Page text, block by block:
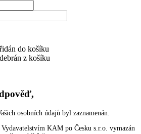
do košíku
z košíku
osobních údajů byl zaznamenán.
Vydavatelstvím KAM po Česku s.r.o. vymazán